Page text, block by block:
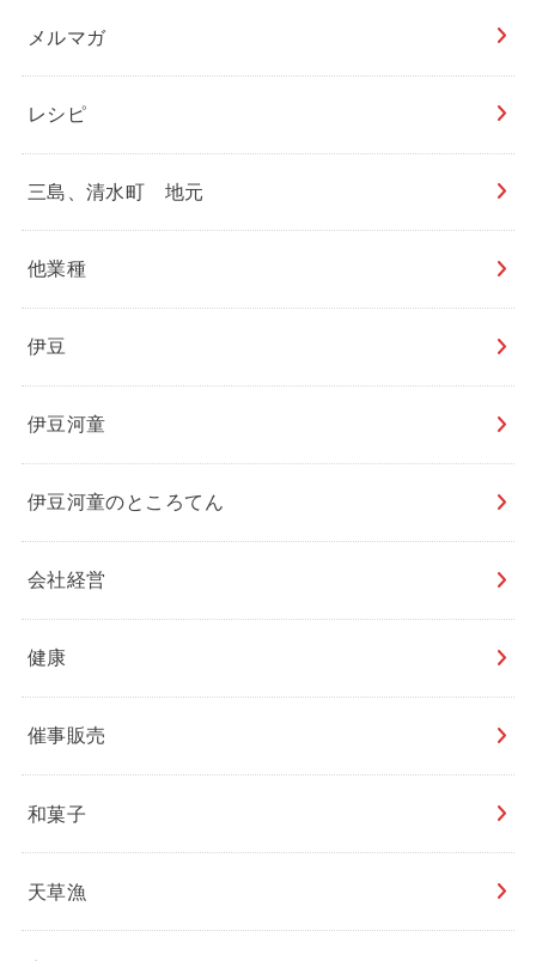
メルマガ
レシピ
三島、清水町 地元
他業種
伊豆
伊豆河童
伊豆河童のところてん
会社経営
健康
催事販売
和菓子
天草漁